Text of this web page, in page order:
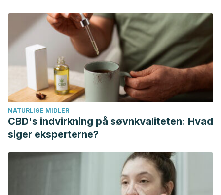
tercer milenio S.C.
Goyarrola, E., Bertocci, P. A., & otros, M. M. y. (2010).
Psicología de la personalidad. Revista Española de La
Opinión Pública.https://doi.org/10.2307/40180869
Lara, A. P., Molina, J. A. M., Antonio, J., Ordóñez, M. J. T.,
Ignacio, J., Armada, J. V., … Ferre, L. S. (2019).
PERSONALIDAD: In Materiales docentes de gerontología y
protección de los mayores.
https://doi.org/10.2307/j.ctv9hvtps.6
NATURLIGE MIDLER
CBD's indvirkning på søvnkvaliteten: Hvad
siger eksperterne?